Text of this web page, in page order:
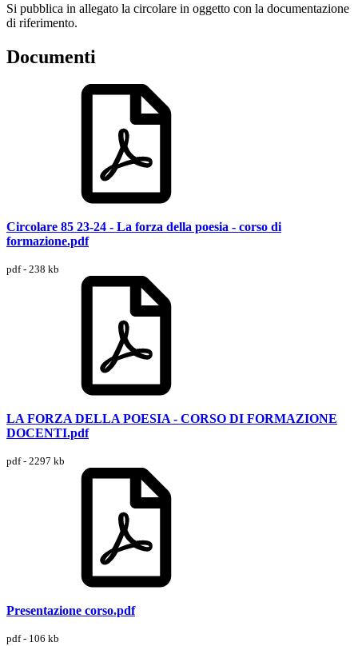
Si pubblica in allegato la circolare in oggetto con la documentazione
di riferimento.
Documenti
Circolare 85 23-24 - La forza della poesia - corso di
formazione.pdf
pdf - 238 kb
LA FORZA DELLA POESIA - CORSO DI FORMAZIONE
DOCENTI.pdf
pdf - 2297 kb
Presentazione corso.pdf
pdf - 106 kb